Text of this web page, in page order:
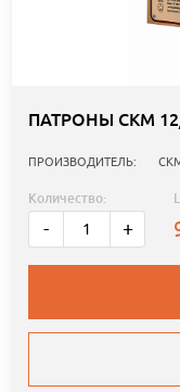
ПАТРОНЫ СКМ
ПРОИЗВОДИТЕЛЬ:
Количество:
- +